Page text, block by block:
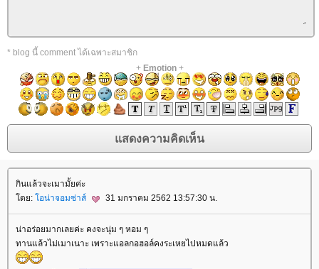
* blog นี้ comment ได้เฉพาะสมาชิก
+ Emotion+
กินแล้วจะเมามั้ยค่ะ
ดย: อน่าจอมซ่าส์ 31 มกราคม 2562 13:57:30 น.
น่าอร่อยมากเลยค่ะ คงจะนุ่ม ๆ หอม ๆ
ทานแล้วไม่เมาเนาะ เพราะแอลกอฮอล์คงระเหยไปหมดแล้ว